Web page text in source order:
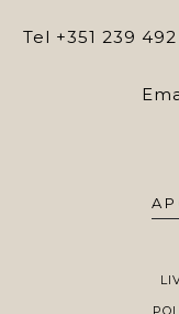
Tel +351 239